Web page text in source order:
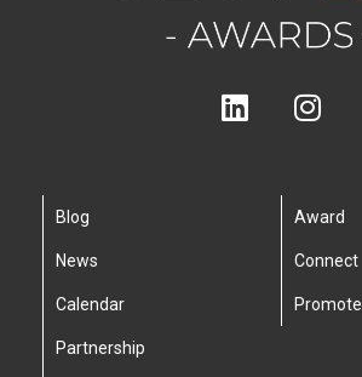
Blog
News
Calendar
Partnership
Award
Connect
Promote